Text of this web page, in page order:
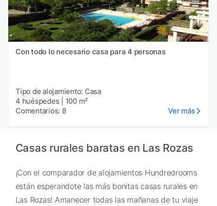
Con todo lo necesario casa para 4 personas
Tipo de alojamiento: Casa
4 huéspedes
100 m²
Comentarios: 8
Ver más
Casas rurales baratas en Las Rozas
¡Con el comparador de alojamientos Hundredrooms
están esperandote las más bonitas casas rurales en
Las Rozas! Amanecer todas las mañanas de tu viaje